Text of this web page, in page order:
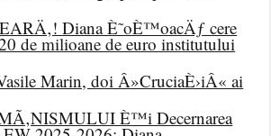
Diana È˜oÈ™oacÄƒ cere
de milioane de euro institutului
Marin, doi Â»CruciaÈ›iÂ« ai
È™i Decernarea